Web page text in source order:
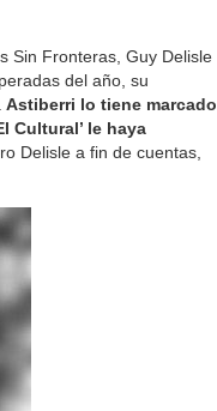
Sin Fronteras, Guy Delisle
del año, su
Astiberri lo tiene marcado
Cultural’ le haya
Delisle a fin de cuentas,